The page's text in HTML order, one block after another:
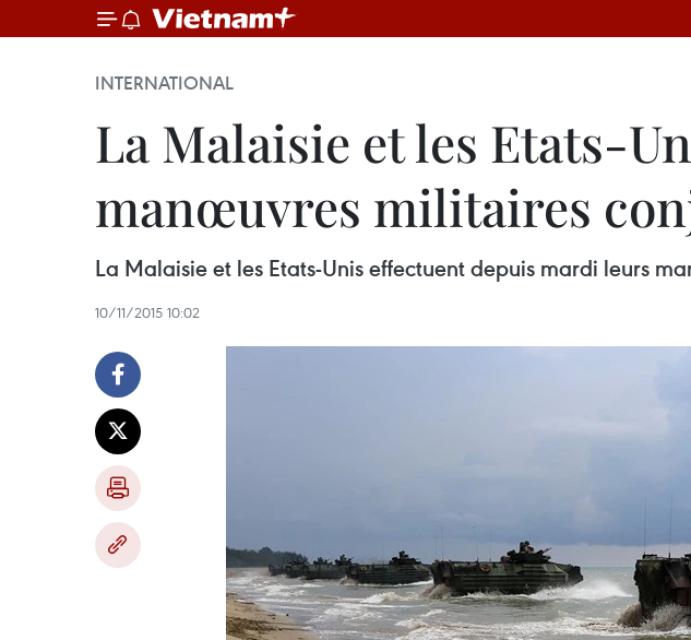
INTERNATIONAL
La Malaisie et les Etats-
manœuvres militaires
La Malaisie et les Etats-Unis effectuent depuis mardi leurs
10/11/2015 10:02